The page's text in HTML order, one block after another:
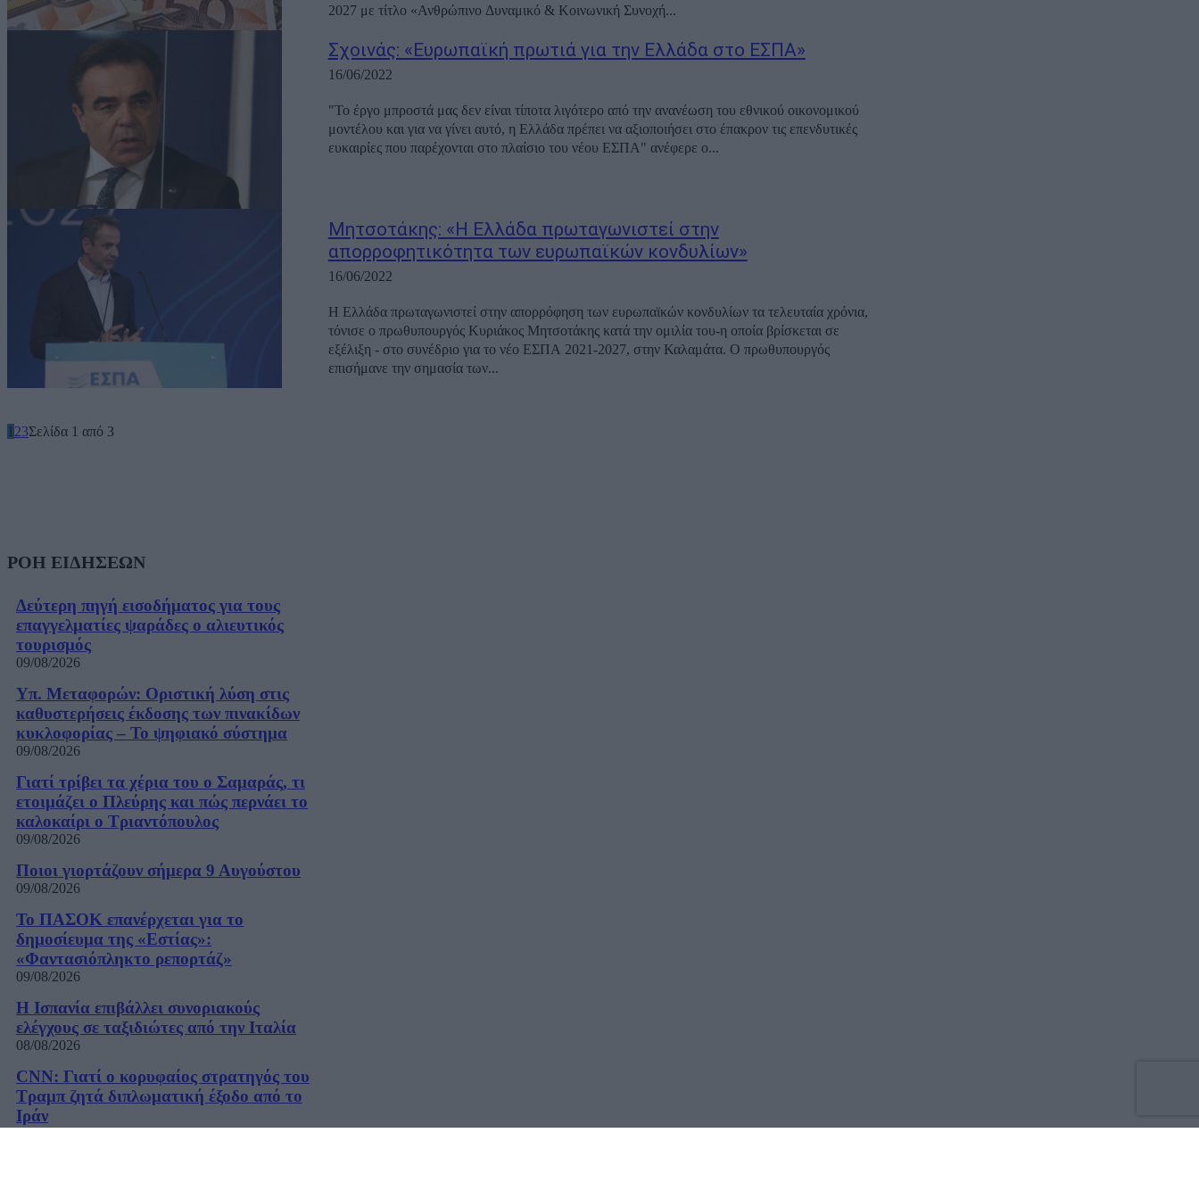
2027 με τίτλο «Ανθρώπινο Δυναμικό & Κοινωνική Συνοχή...
Σχοινάς: «Ευρωπαϊκή πρωτιά για την Ελλάδα στο ΕΣΠΑ»
16/06/2022
"Το έργο μπροστά μας δεν είναι τίποτα λιγότερο από την ανανέωση του εθνικού οικονομικού
μοντέλου και για να γίνει αυτό, η Ελλάδα πρέπει να αξιοποιήσει στο έπακρον τις επενδυτικές
ευκαιρίες που παρέχονται στο πλαίσιο του νέου ΕΣΠΑ" ανέφερε ο...
Μητσοτάκης: «Η Ελλάδα πρωταγωνιστεί στην
απορροφητικότητα των ευρωπαϊκών κονδυλίων»
16/06/2022
Η Ελλάδα πρωταγωνιστεί στην απορρόφηση των ευρωπαϊκών κονδυλίων τα τελευταία χρόνια,
τόνισε ο πρωθυπουργός Κυριάκος Μητσοτάκης κατά την ομιλία του-η οποία βρίσκεται σε
εξέλιξη - στο συνέδριο για το νέο ΕΣΠΑ 2021-2027, στην Καλαμάτα. Ο πρωθυπουργός
επισήμανε την σημασία των...
1 23Σελίδα 1 από 3
ΡΟΗ ΕΙΔΗΣΕΩΝ
Δεύτερη πηγή εισοδήματος για τους
επαγγελματίες ψαράδες ο αλιευτικός
τουρισμός
09/08/2026
Υπ. Μεταφορών: Οριστική λύση στις
καθυστερήσεις έκδοσης των πινακίδων
κυκλοφορίας – Το ψηφιακό σύστημα
09/08/2026
Γιατί τρίβει τα χέρια του ο Σαμαράς, τι
ετοιμάζει ο Πλεύρης και πώς περνάει το
καλοκαίρι ο Τριαντόπουλος
09/08/2026
Ποιοι γιορτάζουν σήμερα 9 Αυγούστου
09/08/2026
Το ΠΑΣΟΚ επανέρχεται για το
δημοσίευμα της «Εστίας»:
«Φαντασιόπληκτο ρεπορτάζ»
09/08/2026
Η Ισπανία επιβάλλει συνοριακούς
ελέγχους σε ταξιδιώτες από την Ιταλία
08/08/2026
CNN: Γιατί ο κορυφαίος στρατηγός του
Τραμπ ζητά διπλωματική έξοδο από το
Ιράν